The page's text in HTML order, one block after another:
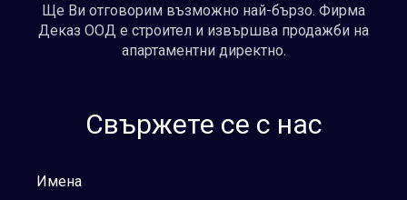
Ще Ви отговорим възможно най-бързо. Фирма
Деказ ООД е строител и извършва продажби на
апартаментни директно.
Свържете се с нас